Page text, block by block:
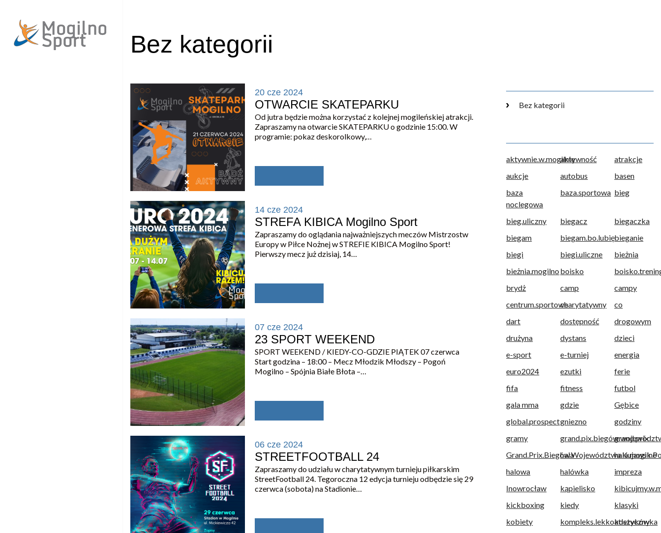
Bez kategorii
20 cze 2024
OTWARCIE SKATEPARKU
Od jutra będzie można korzystać z kolejnej mogileńskiej atrakcji.
Zapraszamy na otwarcie SKATEPARKU o godzinie 15:00. W
programie: pokaz deskorolkowy,…
14 cze 2024
STREFA KIBICA Mogilno Sport
Zapraszamy do oglądania najważniejszych meczów Mistrzostw
Europy w Piłce Nożnej w STREFIE KIBICA Mogilno Sport!
Pierwszy mecz już dzisiaj, 14…
07 cze 2024
23 SPORT WEEKEND
SPORT WEEKEND / KIEDY-CO-GDZIE PIĄTEK 07 czerwca
Start godzina – 18:00 – Mecz Młodzik Młodszy – Pogoń
Mogilno – Spójnia Białe Błota –…
06 cze 2024
STREETFOOTBALL 24
Zapraszamy do udziału w charytatywnym turnieju piłkarskim
StreetFootball 24. Tegoroczna 12 edycja turnieju odbędzie się 29
czerwca (sobota) na Stadionie…
Bez kategorii
aktywnie.w.mogilnieaktywność
atrakcje
aukcje
autobus
basen
baza
noclegowa
baza.sportowa bieg
bieg.uliczny biegacz
biegaczka
biegam
biegam.bo.lubiębieganie
biegi
biegi.uliczne
bieżnia
bieżnia.mogilno boisko
brydż
camp
campy
centrum.sportowecharytatywny
co
dart
dostępność
drogowym
drużyna
dystans
dzieci
e-sport
e-turniej
energia
euro2024
ezutki
ferie
fifa
fitness
futbol
gala mma
gdzie
Gębice
global.prospectgniezno
godziny
gramy
grand.prix
hala
hala.mogilno
halowa
halówka
impreza
Inowrocław
kąpielisko
kickboxing
kiedy
klasyki
kobiety
kompleks.lekkoatletyczny
koszykówka